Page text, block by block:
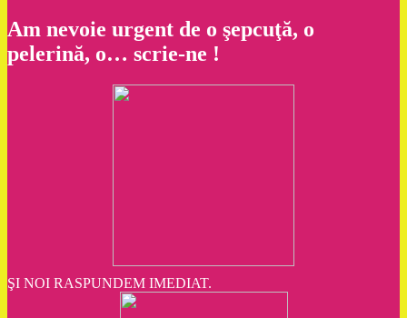
Am nevoie urgent de o şepcuţă, o
pelerină, o… scrie-ne !
ŞI NOI RASPUNDEM IMEDIAT.